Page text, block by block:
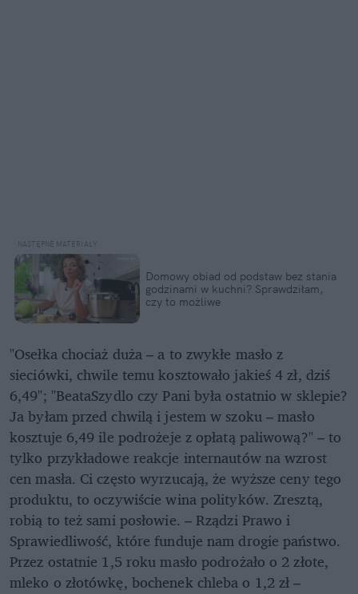
Domowy obiad od podstaw bez stania
godzinami w kuchni? Sprawdziłam,
czy to możliwe
"Osełka chociaż duża – a to zwykłe masło z
sieciówki, chwile temu kosztowało jakieś 4 zł, dziś
6,49"; "BeataSzydlo czy Pani była ostatnio w sklepie?
Ja byłam przed chwilą i jestem w szoku – masło
kosztuje 6,49 ile podrożeje z opłatą paliwową?" – to
tylko przykładowe reakcje internautów na wzrost
cen masła. Ci często wyrzucają, że wyższe ceny tego
produktu, to oczywiście wina polityków. Zresztą,
robią to też sami posłowie. – Rządzi Prawo i
Sprawiedliwość, które funduje nam drogie państwo.
Przez ostatnie 1,5 roku masło podrożało o 2 złote,
mleko o złotówkę, bochenek chleba o 1,2 zł –